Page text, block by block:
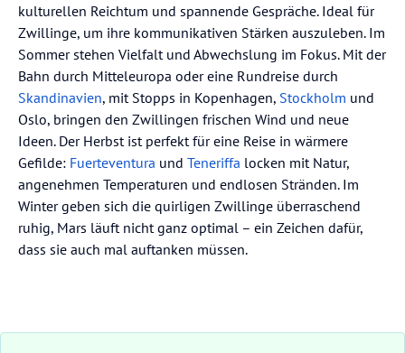
kulturellen Reichtum und spannende Gespräche. Ideal für
Zwillinge, um ihre kommunikativen Stärken auszuleben. Im
Sommer stehen Vielfalt und Abwechslung im Fokus. Mit der
Bahn durch Mitteleuropa oder eine Rundreise durch
Skandinavien, mit Stopps in Kopenhagen, Stockholm und
Oslo, bringen den Zwillingen frischen Wind und neue
Ideen. Der Herbst ist perfekt für eine Reise in wärmere
Gefilde: Fuerteventura und Teneriffa locken mit Natur,
angenehmen Temperaturen und endlosen Stränden. Im
Winter geben sich die quirligen Zwillinge überraschend
ruhig, Mars läuft nicht ganz optimal – ein Zeichen dafür,
dass sie auch mal auftanken müssen.